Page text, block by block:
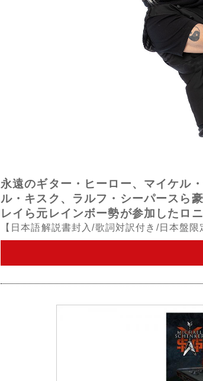
永遠のギター・ヒーロー、マイケル
ル・キスク、ラルフ・シーパースら
レイら元レインボー勢が参加したロ
【日本語解説書封入/歌詞対訳付き/日本盤限